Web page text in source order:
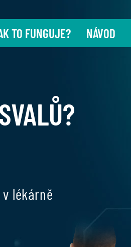
TO FUNGUJE? NÁVOD
lékárně